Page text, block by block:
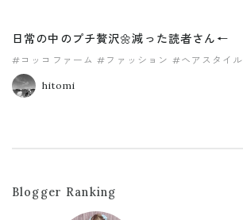
日常の中のプチ贅沢🌼減った読者さん←
#コッコファーム #ファッション #ヘアスタイル
hitomi
Blogger Ranking